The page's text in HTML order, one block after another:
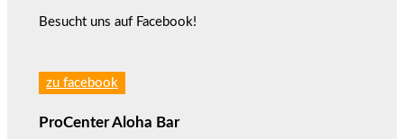
Besucht uns auf Facebook!
zu facebook
ProCenter Aloha Bar